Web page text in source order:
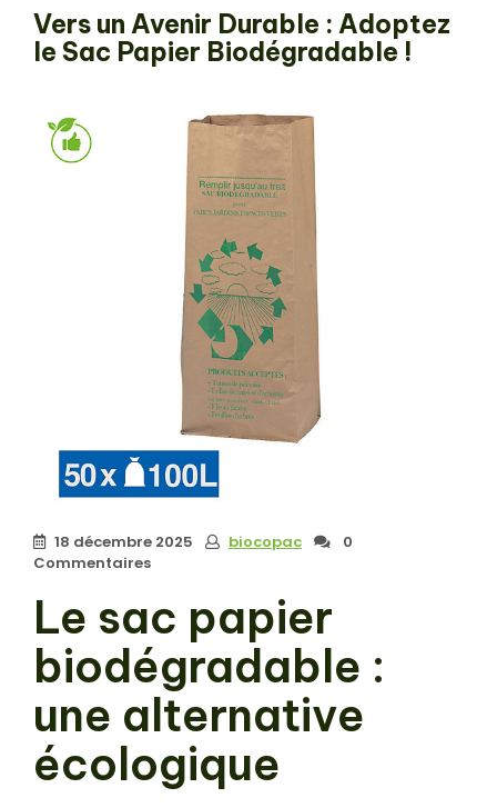
Vers un Avenir Durable : Adoptez
le Sac Papier Biodégradable !
18 décembre 2025 biocopac
0
Commentaires
Le sac papier
biodégradable :
une alternative
écologique